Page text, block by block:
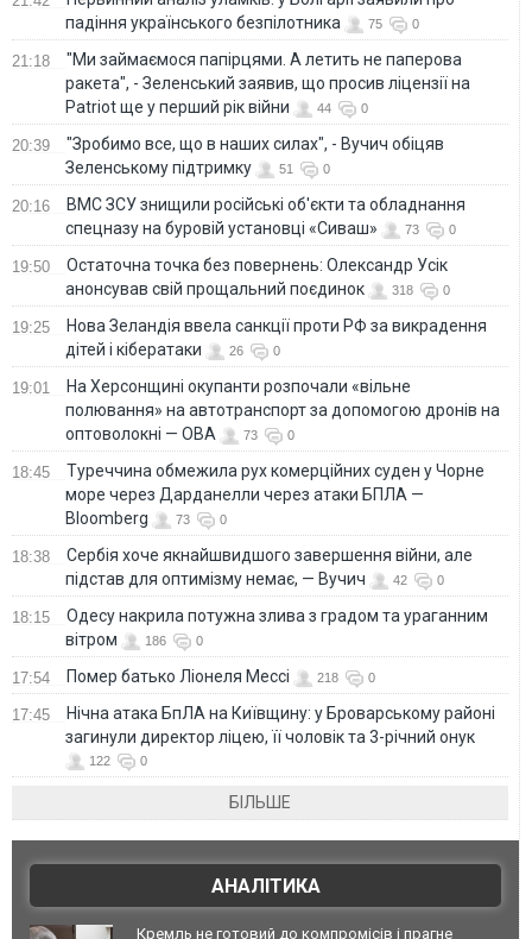
падіння українського безпілотника
75 0
21:18
"Ми займаємося папірцями. А летить не паперова
ракета", - Зеленський заявив, що просив ліцензії на
Patriot ще у перший рік війни
44 0
20:39
"Зробимо все, що в наших силах", - Вучич обіцяв
Зеленському підтримку
51 0
20:16
ВМС ЗСУ знищили російські об'єкти та обладнання
спецназу на буровій установці «Сиваш»
73 0
19:50
Остаточна точка без повернень: Олександр Усік
анонсував свій прощальний поєдинок
318 0
19:25
Нова Зеландія ввела санкції проти РФ за викрадення
дітей і кібератаки
26 0
19:01
На Херсонщині окупанти розпочали «вільне
полювання» на автотранспорт за допомогою дронів на
оптоволокні — ОВА
73 0
18:45
Туреччина обмежила рух комерційних суден у Чорне
море через Дарданелли через атаки БПЛА —
Bloomberg
73 0
18:38
Сербія хоче якнайшвидшого завершення війни, але
підстав для оптимізму немає, — Вучич
42 0
18:15
Одесу накрила потужна злива з градом та ураганним
вітром
186 0
17:54 Помер батько Ліонеля Мессі 218 0
17:45
Нічна атака БпЛА на Київщину: у Броварському районі
загинули директор ліцею, її чоловік та 3-річний онук
122 0
БІЛЬШЕ
АНАЛІТИКА
Кремль не готовий до компромісів і прагне